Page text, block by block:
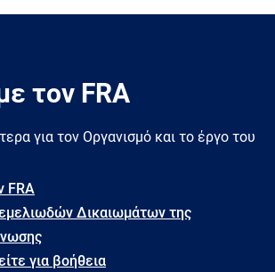
τον FRA
για τον Oργανισμό και το έργο του
FRA
Δικαιωμάτων της
για βοήθεια